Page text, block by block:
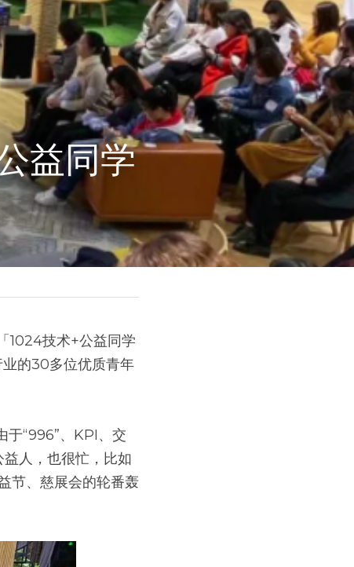
益同学
1024技术+公益同学
的30多位优质青年
于“996”、KPI、交
人，也很忙，比如
节、慈展会的轮番轰